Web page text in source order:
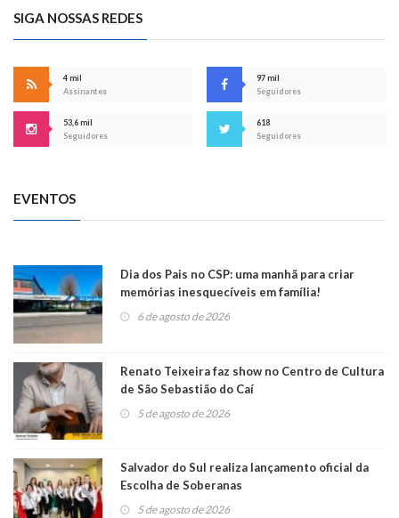
SIGA NOSSAS REDES
4 mil
Assinantes
97 mil
Seguidores
53,6 mil
Seguidores
618
Seguidores
EVENTOS
Dia dos Pais no CSP: uma manhã para criar
memórias inesquecíveis em família!
6 de agosto de 2026
Renato Teixeira faz show no Centro de Cultura
de São Sebastião do Caí
5 de agosto de 2026
Salvador do Sul realiza lançamento oficial da
Escolha de Soberanas
5 de agosto de 2026